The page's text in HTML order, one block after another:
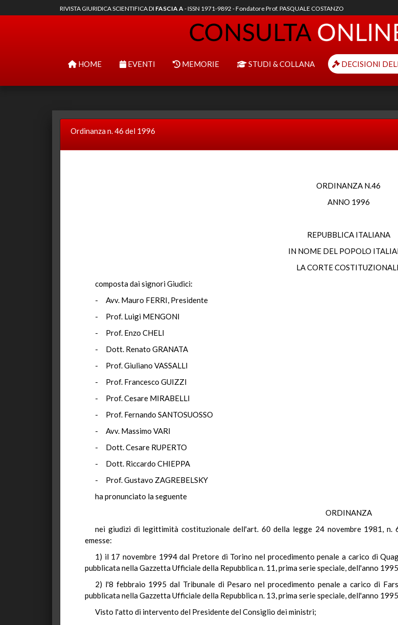
RIVISTA GIURIDICA SCIENTIFICA DI FASCIA A- ISSN 1971-9892 - Fondatore Prof. PASQUALE COSTANZO
HOME EVENTI MEMORIE STUDI & COLLANA DECISIONI
Ordinanza n. 46 del 1996
ORDINANZA N.46
ANNO 1996
REPUBBLICA ITALIANA
IN NOME DEL POPOLO
LA CORTE
composta dai signori Giudici:
- Avv. Mauro FERRI, Presidente
- Prof. Luigi MENGONI
- Prof. Enzo CHELI
- Dott. Renato GRANATA
- Prof. Giuliano VASSALLI
- Prof. Francesco GUIZZI
- Prof. Cesare MIRABELLI
- Prof. Fernando SANTOSUOSSO
- Avv. Massimo VARI
- Dott. Cesare RUPERTO
- Dott. Riccardo CHIEPPA
- Prof. Gustavo ZAGREBELSKY
ha pronunciato la seguente
ORDINANZA
nei giudizi di legittimità costituzionale dell'art. 60 della legge 24 novembre 1981, n.
emesse:
1) il 17 novembre 1994 dal Pretore di Torino nel procedimento penale a carico di
pubblicata nella Gazzetta Ufficiale della Repubblica n. 11, prima serie speciale, dell'anno
2) l'8 febbraio 1995 dal Tribunale di Pesaro nel procedimento penale a carico di
pubblicata nella Gazzetta Ufficiale della Repubblica n. 13, prima serie speciale, dell'anno
Visto l'atto di intervento del Presidente del Consiglio dei ministri;